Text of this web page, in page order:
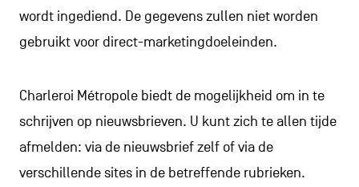
wordt ingediend. De gegevens zullen niet worden
gebruikt voor direct-marketingdoeleinden.
Charleroi Métropole biedt de mogelijkheid om in te
schrijven op nieuwsbrieven. U kunt zich te allen tijde
afmelden: via de nieuwsbrief zelf of via de
verschillende sites in de betreffende rubrieken.